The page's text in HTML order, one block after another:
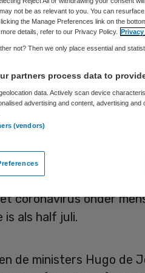
Skipr Redactie 20 juli 2020,
half augustus nieuwe
alle bedrijven in de
Management Team
coronavirus onder
als half juli.
de ministers Hugo de
not be as relevant to you. You can
the Manage Preferences link on the
details, refer to our Privacy Policy.
not? Then we only place essential and
partners process data to
data. Actively scan device
advertising and content, advertising
(vendors)